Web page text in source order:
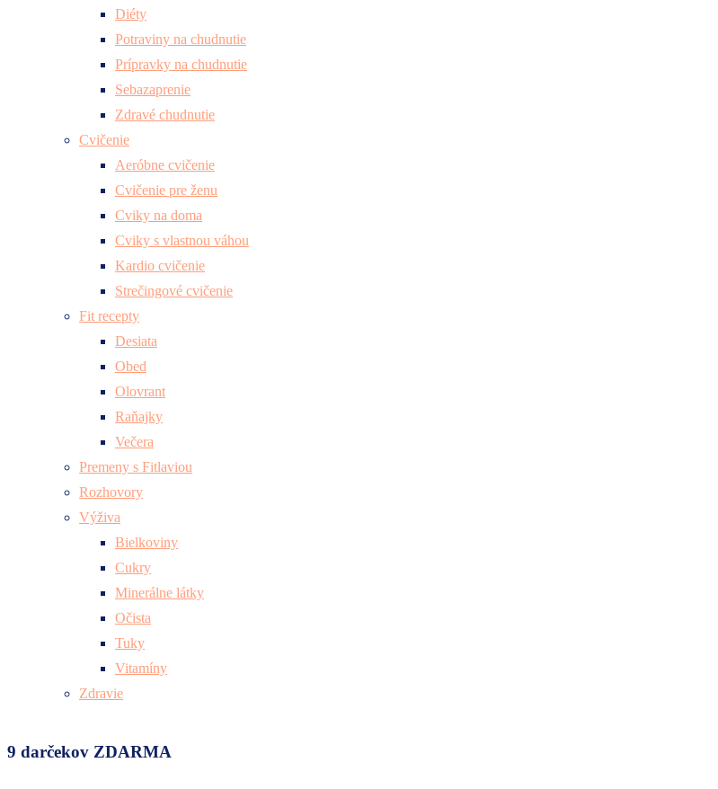
Diéty
Potraviny na chudnutie
Prípravky na chudnutie
Sebazaprenie
Zdravé chudnutie
Cvičenie
Aeróbne cvičenie
Cvičenie pre ženu
Cviky na doma
Cviky s vlastnou váhou
Kardio cvičenie
Strečingové cvičenie
Fit recepty
Desiata
Obed
Olovrant
Raňajky
Večera
Premeny s Fitlaviou
Rozhovory
Výživa
Bielkoviny
Cukry
Minerálne látky
Očista
Tuky
Vitamíny
Zdravie
9 darčekov ZDARMA